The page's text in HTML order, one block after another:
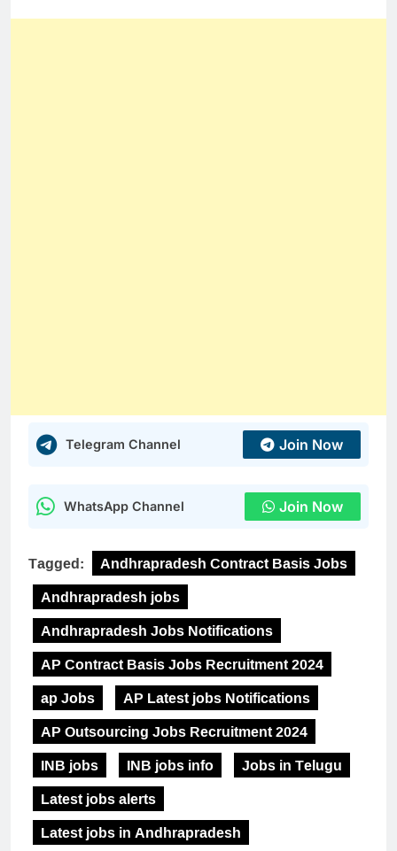
Telegram Channel Join Now
WhatsApp Channel Join Now
Tagged:
Andhrapradesh Contract Basis Jobs
Andhrapradesh jobs
Andhrapradesh Jobs Notifications
AP Contract Basis Jobs Recruitment 2024
ap Jobs
AP Latest jobs Notifications
AP Outsourcing Jobs Recruitment 2024
INB jobs
INB jobs info
Jobs in Telugu
Latest jobs alerts
Latest jobs in Andhrapradesh